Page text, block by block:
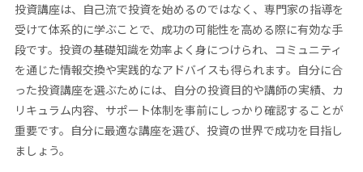
投資講座は、自己流で投資を始めるのではなく、専門家の指導を
受けて体系的に学ぶことで、成功の可能性を高める際に有効な手
段です。投資の基礎知識を効率よく身につけられ、コミュニティ
を通じた情報交換や実践的なアドバイスも得られます。自分に合
った投資講座を選ぶためには、自分の投資目的や講師の実績、カ
リキュラム内容、サポート体制を事前にしっかり確認することが
重要です。自分に最適な講座を選び、投資の世界で成功を目指し
ましょう。